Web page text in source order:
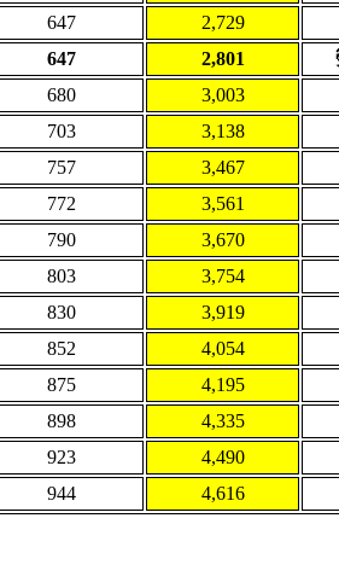
647
2,729
647 2,801
680
3,003
703
3,138
757
3,467
772
3,561
790
3,670
803
3,754
830
3,919
852
4,054
875
4,195
898
4,335
923
4,490
944 4,616